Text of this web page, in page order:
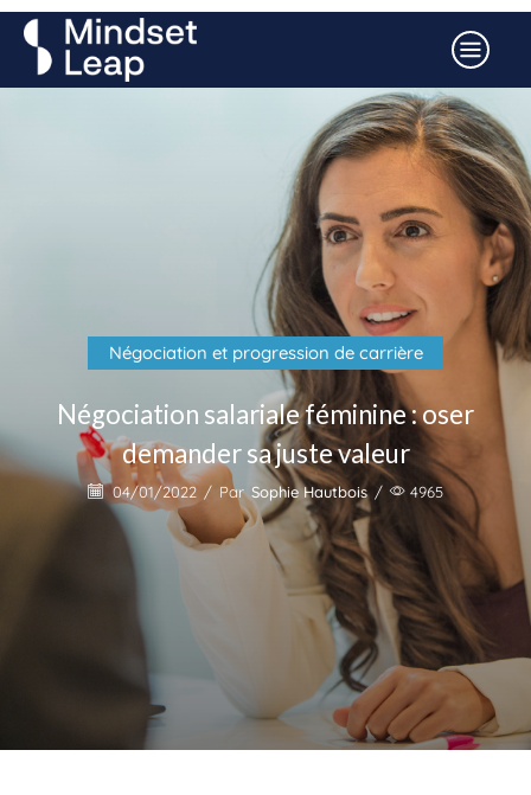
Négociation et progression de carrière
Négociation salariale féminine : oser
demander sa juste valeur
04/01/2022 / Par Sophie Hautbois / 4965